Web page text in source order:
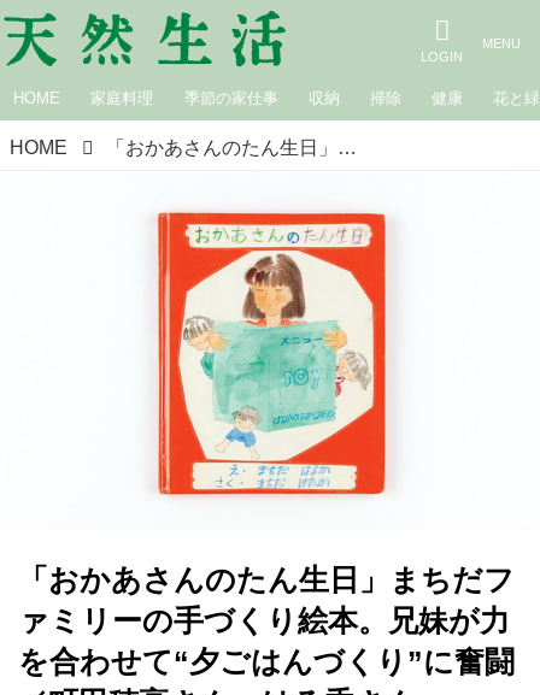
HOME 家庭料理 季節の家仕事 収納 掃除 健康 花と緑
HOME 「おかあさんのたん生日」まちだファミリーの手づくり絵本。兄妹が力を合わせて“夕ごはんづくり”に奮闘／町田穂高さん、はる香さん
「おかあさんのたん生日」まちだフ
ァミリーの手づくり絵本。兄妹が力
を合わせて“夕ごはんづくり”に奮闘